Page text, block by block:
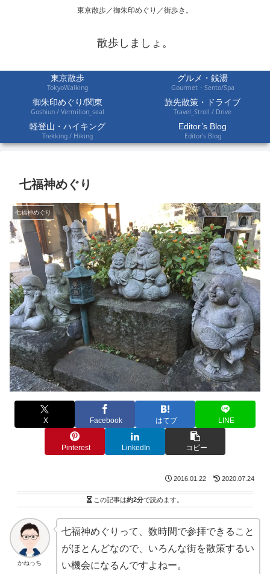
東京散歩／御朱印めぐり／街歩き。
散歩しましょ。
東京散歩
TokyoWalking
グルメ・銭湯
Gourmet・Sento/Spa
御朱印めぐり/関東
Goshiun / Vermilion_seal
旅先散策・ドライブ
Travel_Stroll / Drive
軽登山・ハイキング
Trekking / Hiking
Editor’s Blog
Editor’s Blog
七福神めぐり
七福神めぐり
X Facebook はてブ LINE
Pinterest LinkedIn コピー
2016.01.22 2020.07.24
この記事は約2分で読めます。
かねっち
七福神めぐりって、数時間で参拝できること
がほとんどなので、いろんな街を散策するい
い機会になるんですよねー。